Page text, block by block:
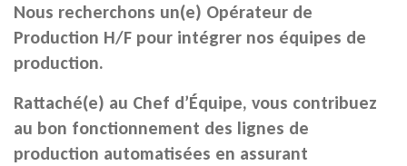
Nous recherchons un(e) Opérateur de
Production H/F pour intégrer nos équipes de
production.
Rattaché(e) au Chef d’Équipe, vous contribuez
au bon fonctionnement des lignes de
production automatisées en assurant